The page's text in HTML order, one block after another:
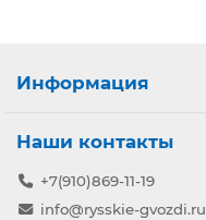
Информация
Наши контакты
+7(910)869-11-19
info@rysskie-gvozdi.ru